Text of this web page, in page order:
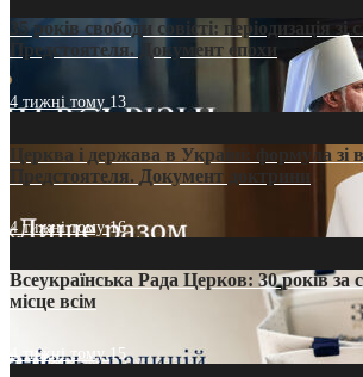
35 років свободи совісті: періодизація зі
Предстоятеля. Документ епохи
4 тижні тому 13
Церква і держава в Україні: формула зі
Предстоятеля. Документ доктрини
4 тижні тому16
Всеукраїнська Рада Церков: 30 років за
місце всім
4 тижні тому15